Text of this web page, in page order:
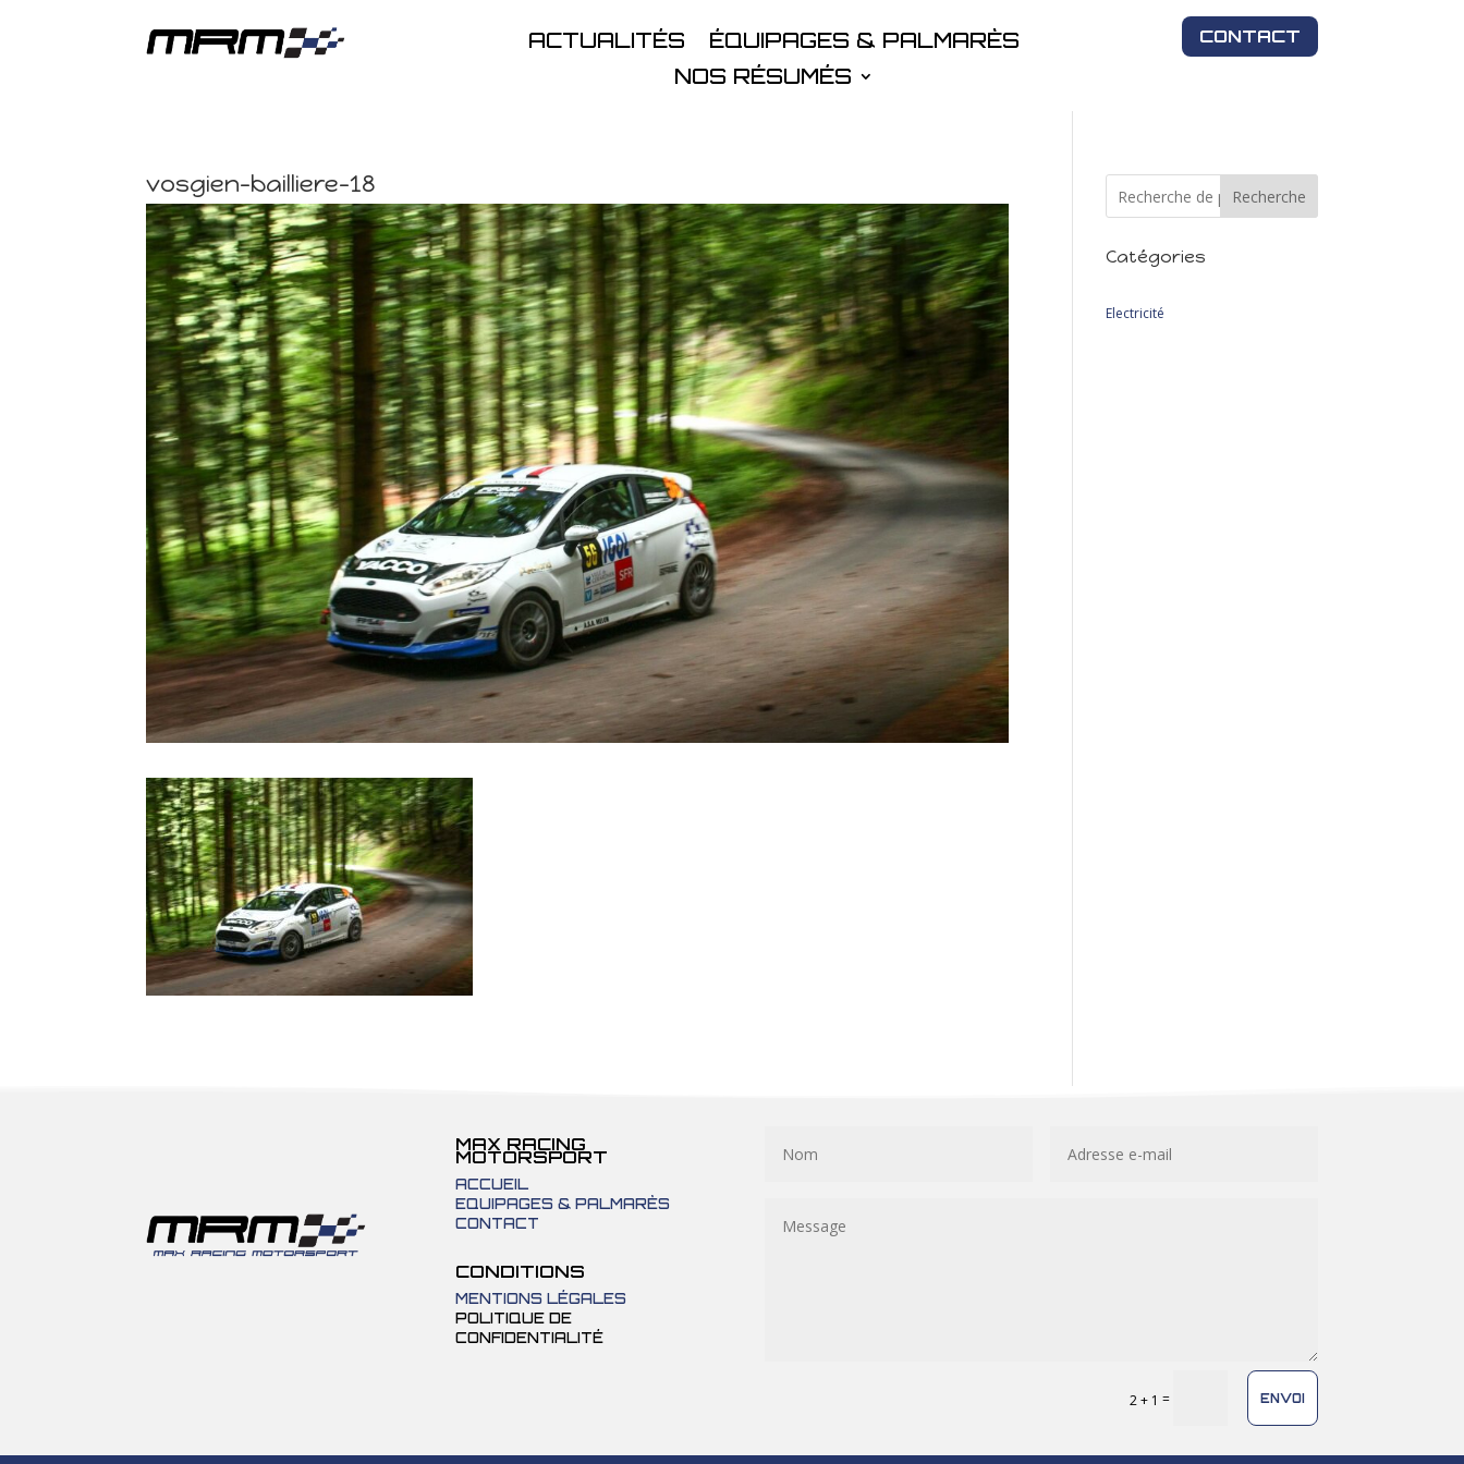
ACTUALITÉS
ÉQUIPAGES & PALMARÈS
NOS RÉSUMÉS
CONTACT
vosgien-bailliere-18 Recherche
Catégories
Electricité
MAX RACING
MOTORSPORT
ACCUEIL
EQUIPAGES & PALMARÈS
CONTACT
CONDITIONS
MENTIONS LÉGALES
POLITIQUE DE
CONFIDENTIALITÉ
2 + 1 = ENVOI